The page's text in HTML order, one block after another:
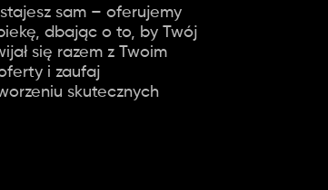
sam – oferujemy
dbając o to, by Twój
się razem z Twoim
i zaufaj
skutecznych